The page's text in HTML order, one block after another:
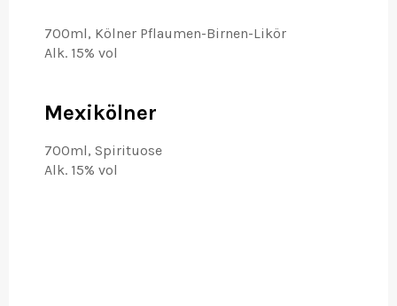
700ml, Kölner Pflaumen-Birnen-Likör
Alk. 15% vol
Mexikölner
700ml, Spirituose
Alk. 15% vol